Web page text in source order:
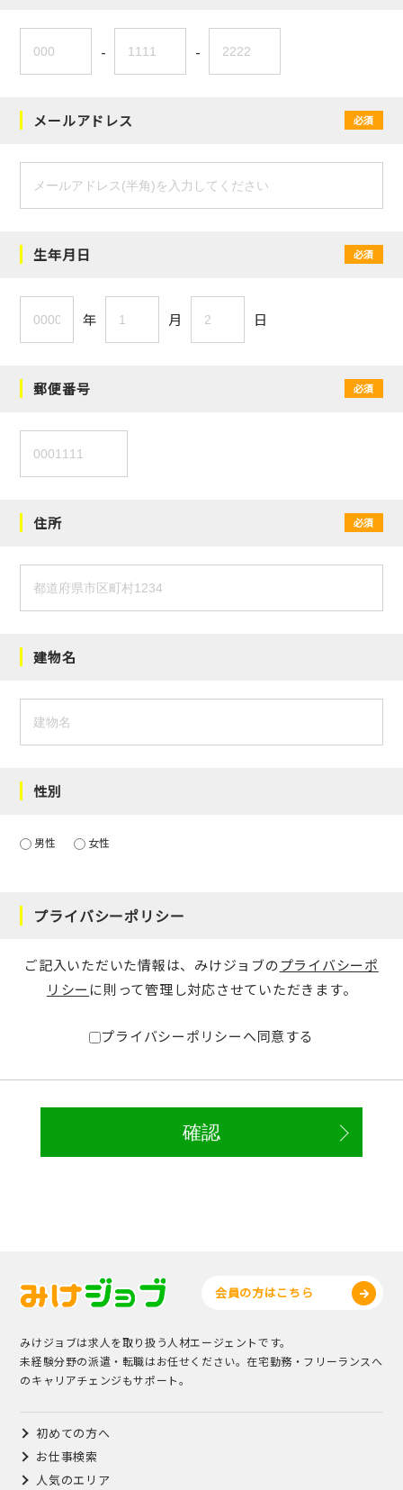
- -
メールアドレス 必須
生年月日 必須
年 月 日
郵便番号 必須
住所 必須
建物名
性別
男性 女性
プライバシーポリシー
ご記入いただいた情報は、みけジョブのプライバシーポ
リシー に則って管理し対応させていただきます。
プライバシーポリシーへ同意する
会員の方はこちら
みけジョブは求人を取り扱う人材エージェントです。
未経験分野の派遣・転職はお任せください。在宅勤務・フリーランスへ
のキャリアチェンジもサポート。
初めての方へ
お仕事検索
人気のエリア